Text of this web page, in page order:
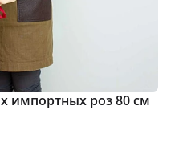
импортных роз 80 см